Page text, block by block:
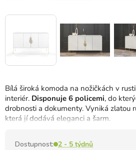
Bílá široká komoda na nožičkách v
interiér. Disponuje 6 policemi, do
drobnosti a dokumenty. Vyniká zlatou
která jí dodává eleganci a šarm.
Dostupnost: 2 - 5 týdnů